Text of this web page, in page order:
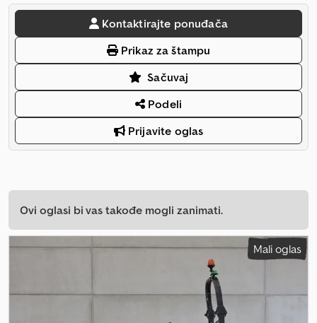
Kontaktirajte ponuđača
Prikaz za štampu
Sačuvaj
Podeli
Prijavite oglas
Ovi oglasi bi vas takođe mogli zanimati.
Mali oglas